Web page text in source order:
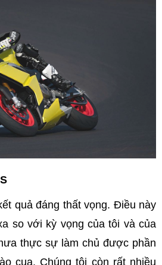
quả đáng thất vọng. Điều này
so với kỳ vọng của tôi và của
thực sự làm chủ được phần
cua. Chúng tôi còn rất nhiều